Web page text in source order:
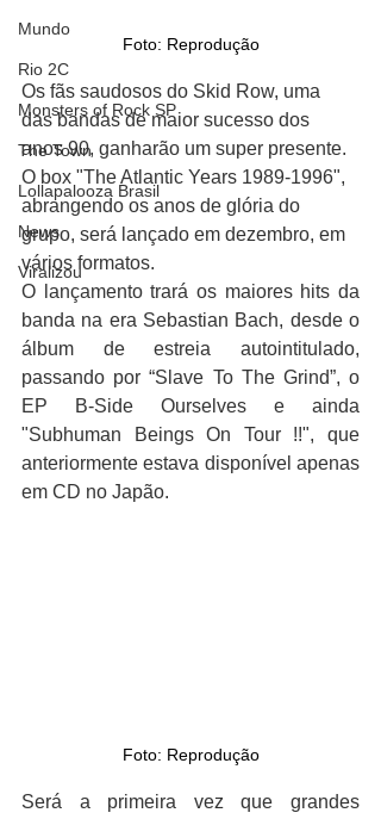
Mundo
Rio 2C
Monsters of Rock SP
The Town
Lollapalooza Brasil
News
Viralizou
Foto: Reprodução
Os fãs saudosos do Skid Row, uma
das bandas de maior sucesso dos
anos 90, ganharão um super presente.
O box "The Atlantic Years 1989-1996",
abrangendo os anos de glória do
grupo, será lançado em dezembro, em
vários formatos.
O lançamento trará os maiores hits da
banda na era Sebastian Bach, desde o
álbum de estreia autointitulado,
passando por “Slave To The Grind”, o
EP B-Side Ourselves e ainda
"Subhuman Beings On Tour !!", que
anteriormente estava disponível apenas
em CD no Japão.
Foto: Reprodução
Será a primeira vez que grandes